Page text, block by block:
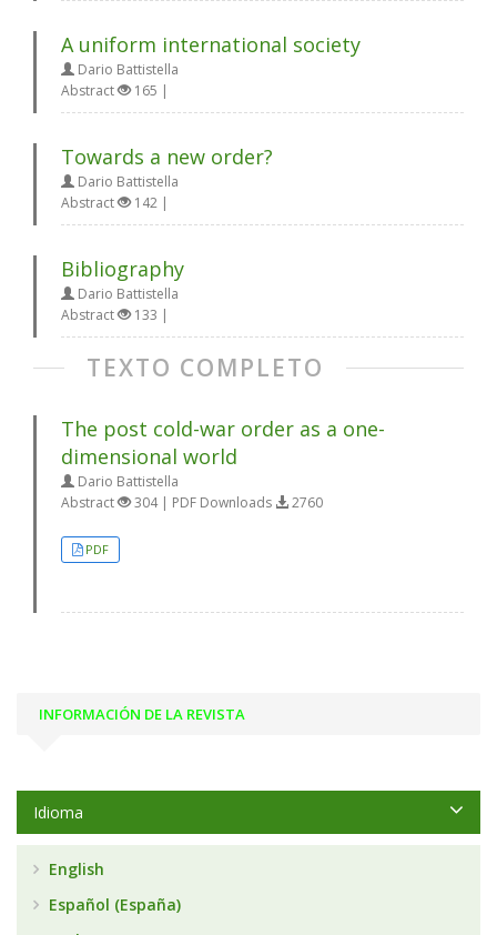
A uniform international society
Dario Battistella
Abstract
165 |
Towards a new order?
Dario Battistella
Abstract
142 |
Bibliography
Dario Battistella
Abstract
133 |
TEXTO COMPLETO
The post cold-war order as a one-
dimensional world
Dario Battistella
Abstract
304 | PDF Downloads 2760
PDF
INFORMACIÓN DE LA REVISTA
Idioma
English
Español (España)